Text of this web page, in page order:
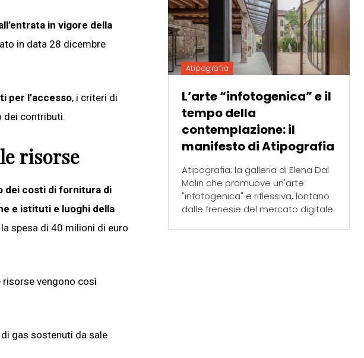
in vigore della
in data 28 dicembre
per l’accesso, i criteri di
dei contributi.
risorse
dei costi di fornitura di
e istituti e luoghi della
spesa di 40 milioni di euro
risorse vengono così
gas sostenuti da sale
Atipografia
L’arte “infotogenica” e il
tempo della
contemplazione: il
manifesto di Atipografia
Atipografia: la galleria di Elena Dal
Molin che promuove un'arte
"infotogenica" e riflessiva, lontano
dalle frenesie del mercato digitale.